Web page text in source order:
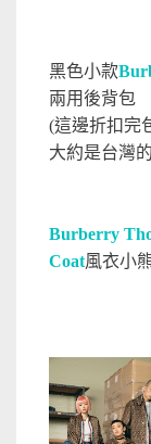
黑色小款
兩用後背包
(這邊折扣完
大約是台灣
Burberry
Coat風衣小